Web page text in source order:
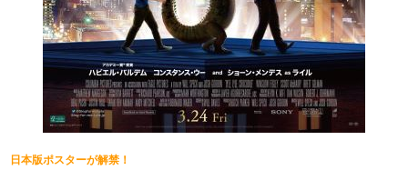
日本版ポスターが解禁！